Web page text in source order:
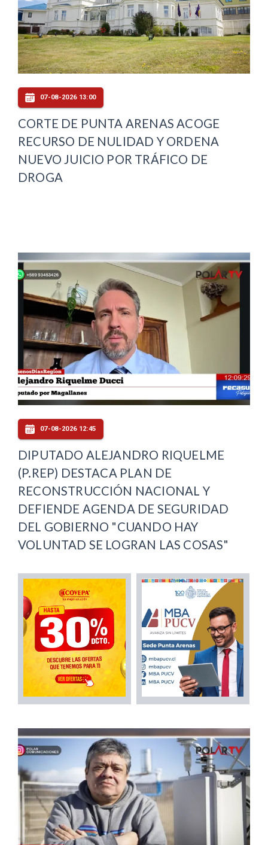
07-08-2026 13:00
CORTE DE PUNTA ARENAS ACOGE
RECURSO DE NULIDAD Y ORDENA
NUEVO JUICIO POR TRÁFICO DE
DROGA
07-08-2026 12:45
DIPUTADO ALEJANDRO RIQUELME
(P.REP) DESTACA PLAN DE
RECONSTRUCCIÓN NACIONAL Y
DEFIENDE AGENDA DE SEGURIDAD
DEL GOBIERNO "CUANDO HAY
VOLUNTAD SE LOGRAN LAS COSAS"